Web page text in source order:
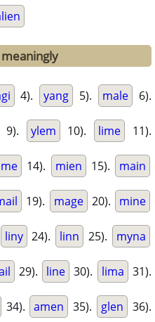
4). yang 5). male 6).
9). ylem 10). lime 11).
14). mien 15). main
19). mage 20). mine
liny 24). linn 25). myna
29). line 30). lima 31).
34). amen 35). glen 36).